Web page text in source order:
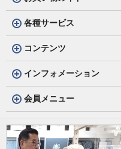
各種サービス
コンテンツ
インフォメーション
会員メニュー